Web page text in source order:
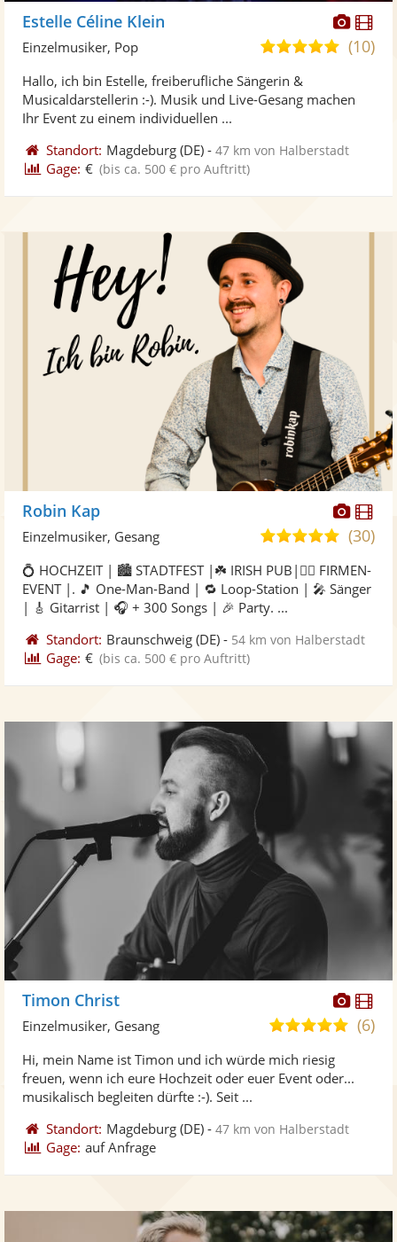
Estelle Céline Klein
5,0(10)
Einzelmusiker, Pop
Hallo, ich bin Estelle, freiberufliche Sängerin &
Musicaldarstellerin :-). Musik und Live-Gesang machen
Ihr Event zu einem individuellen ...
Standort: Magdeburg (DE) -47 km von Halberstadt
Gage: € (bis ca. 500 € pro Auftritt)
Fotos
Robin Kap
5,0
5
Sternen
(30)
Einzelmusiker, Gesang
💍 HOCHZEIT | 🏙️ STADTFEST |☘️ IRISH PUB|🤵‍♂️ FIRMEN-
EVENT |. 🎵 One-Man-Band | 🔁 Loop-Station | 🎤 Sänger
| 🎸 Gitarrist | 🎧 + 300 Songs | 🎉 Party. ...
Standort: Braunschweig (DE) - 54 km von Halberstadt
Gage: € (bis ca. 500 € pro Auftritt)
Timon Christ
5,0(6)
Einzelmusiker, Gesang
Hi, mein Name ist Timon und ich würde mich riesig
freuen, wenn ich eure Hochzeit oder euer Event oder...
musikalisch begleiten dürfte :-). Seit ...
Standort: Magdeburg (DE) -47 km von Halberstadt
Gage: auf Anfrage